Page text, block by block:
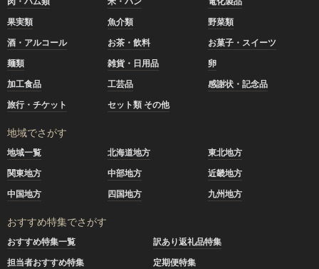
果実類
魚介類
野菜類
酒・アルコール
お茶・飲料
お菓子・スイーツ
麺類
雑貨・日用品
卵
加工食品
工芸品
感謝状・記念品
旅行・チケット
セット類 その他
地域でさがす
地域一覧 北海道地方
東北地方
関東地方
中部地方
近畿地方
中国地方
四国地方 九州地方
おすすめ特集でさがす
おすすめ特集一覧
訳あり返礼品特集
担当者おすすめ特集
定期便特集